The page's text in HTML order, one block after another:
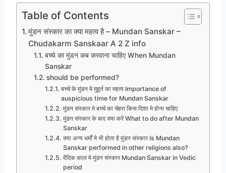
Table of Contents
मुंडन संस्कार का क्या महत्व है – Mundan Sanskar –
Chudakarm Sanskaar A 2 Z info
बच्चे का मुंडन कब करवाना चाहिए When Mundan
Sanskar
should be performed?
बच्चे के मुंडन मे मुहूर्त का महत्व Importance of
auspicious time for Mundan Sanskar
मुंडन संस्कार मे बच्चे का चेहरा किस दिशा मे होना चाहिए
मुंडन संस्कार के बाद क्या करें What to do after Mundan
Sanskar
क्या अन्य धर्मों मे भी होता है मुंडन संस्कार Is Mundan
Sanskar performed in other religions also?
वैदिक काल मे मुंडन संस्कार Mundan Sanskar in Vedic
period